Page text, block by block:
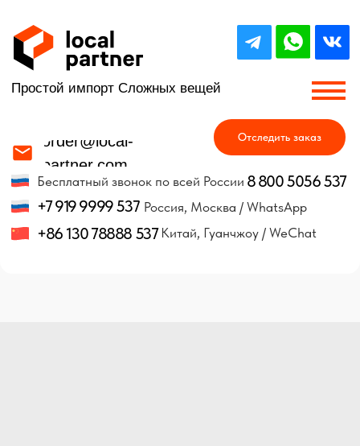
+86 130 78888 537
+7 919 9999 537
8 800 5056 537
Китай, Гуанчжоу / WeChat
Россия, Москва / WhatsApp
Простой импорт Сложных вещей
Отследить заказ